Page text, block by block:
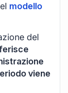
modello
del
viene